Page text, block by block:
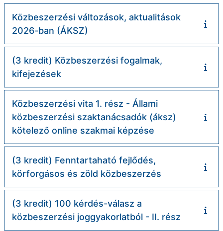
Közbeszerzési változások, aktualitások
2026-ban (ÁKSZ)
(3 kredit) Közbeszerzési fogalmak,
kifejezések
Közbeszerzési vita 1. rész - Állami
közbeszerzési szaktanácsadók (áksz)
kötelező online szakmai képzése
(3 kredit) Fenntartaható fejlődés,
körforgásos és zöld közbeszerzés
(3 kredit) 100 kérdés-válasz a
közbeszerzési joggyakorlatból - II. rész